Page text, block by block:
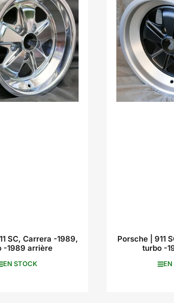
SC, Carrera -1989,
-1989 arrière
EN STOCK
Porsche | 911
turbo -